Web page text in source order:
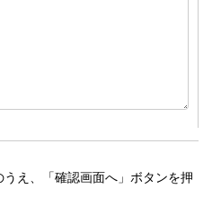
え、「確認画面へ」ボタンを押